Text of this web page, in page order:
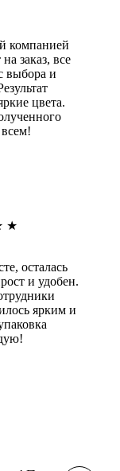
компанией
заказ, все
выбора и
цвета.
★
осталась
и удобен.
ярким и